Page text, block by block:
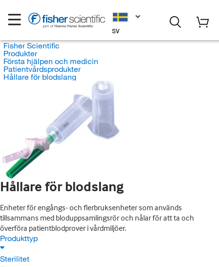
SV
Fisher Scientific
Produkter
Första hjälpen och medicin
Patientvårdsprodukter
Hållare för blodslang
Hållare för blodslang
Enheter för engångs- och flerbruksenheter som används
tillsammans med bloduppsamlingsrör och nålar för att ta och
överföra patientblodprover i vårdmiljöer.
Produkttyp
Sterilitet